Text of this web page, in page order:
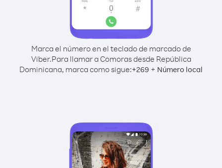
Marca el número en el teclado de marcado de
Viber.Para llamar a Comoras desde República
Dominicana, marca como sigue:+269 + Número local